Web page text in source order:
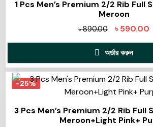
1 Pcs Men’s Premium 2/2 Rib Full
Meroon
৳890.00 ৳590.00
অর্ডার করুন
-25%
3 Pcs Men’s Premium 2/2 Rib Full
Meroon+Light Pink+